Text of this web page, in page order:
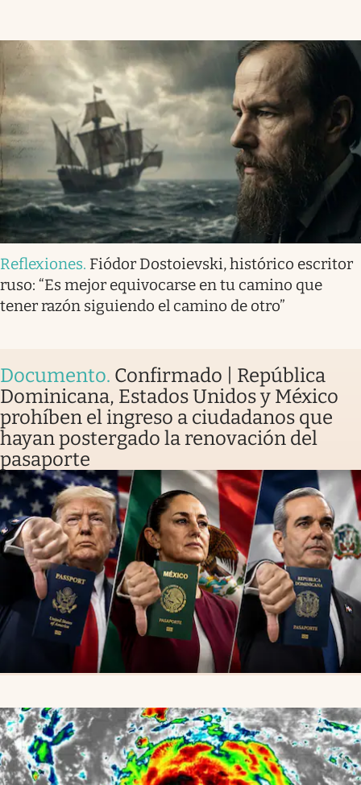
Reflexiones. Fiódor Dostoievski, histórico escritor
ruso: “Es mejor equivocarse en tu camino que
tener razón siguiendo el camino de otro”
Documento. Confirmado | República
Dominicana, Estados Unidos y México
prohíben el ingreso a ciudadanos que
hayan postergado la renovación del
pasaporte